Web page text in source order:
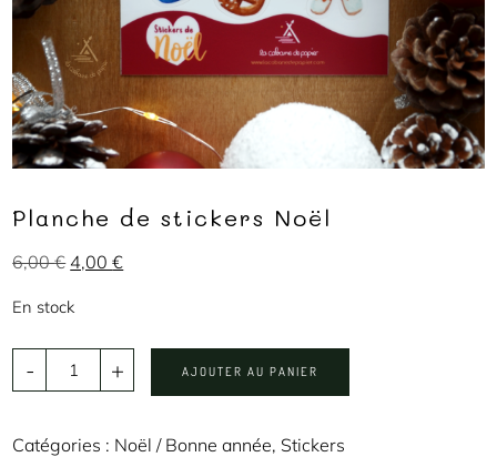
Planche de stickers Noël
6,00€ 4,00€
En stock
- + AJOUTER AU PANIER
Catégories : Noël / Bonne année, Stickers